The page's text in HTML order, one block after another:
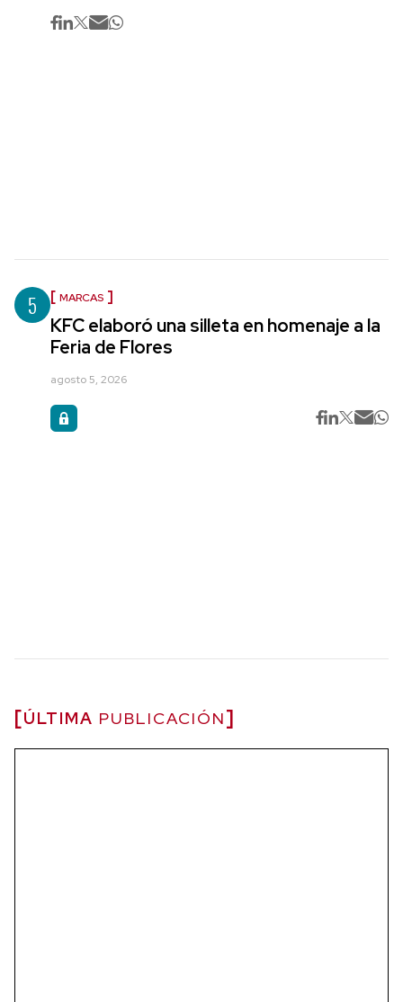
5 MARCAS
KFC elaboró una silleta en homenaje a la
Feria de Flores
agosto 5, 2026
ÚLTIMA PUBLICACIÓN